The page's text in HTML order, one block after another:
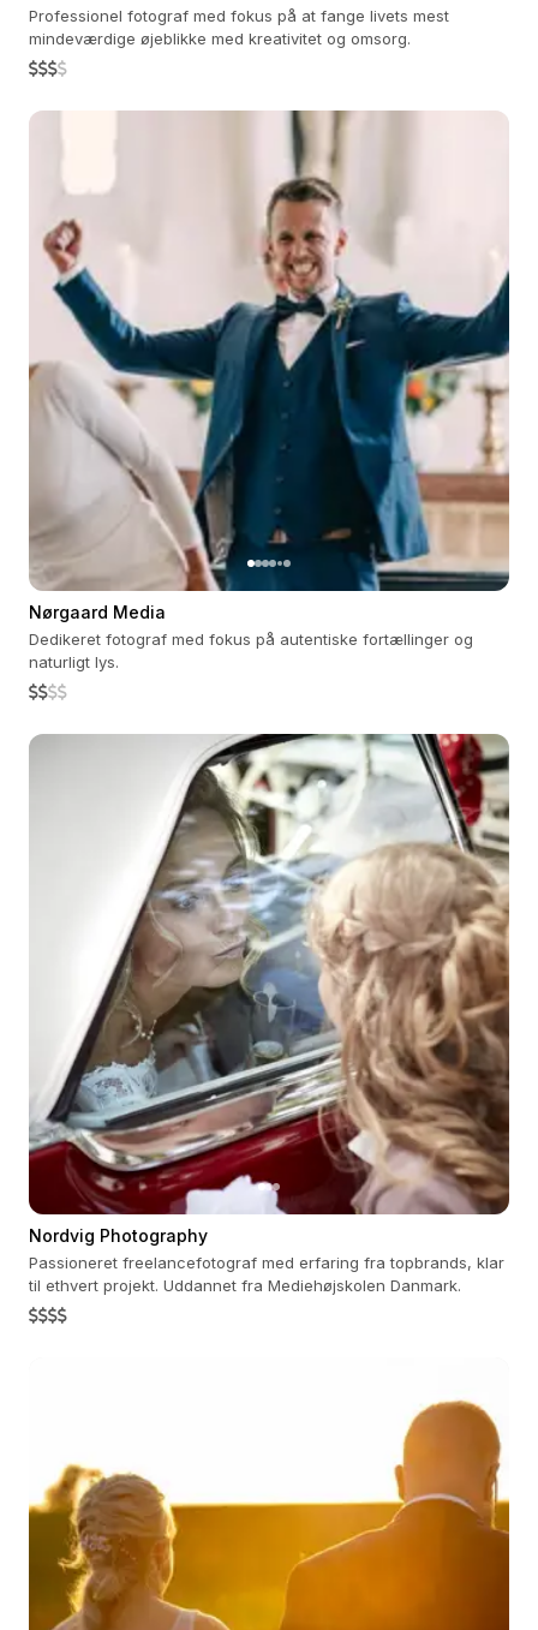
Professionel fotograf med fokus på at fange livets mest
mindeværdige øjeblikke med kreativitet og omsorg.
Nørgaard Media
Dedikeret fotograf med fokus på autentiske fortællinger og
naturligt lys.
Nordvig Photography
Passioneret freelancefotograf med erfaring fra topbrands, klar
til ethvert projekt. Uddannet fra Mediehøjskolen Danmark.